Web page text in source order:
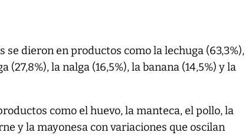
dieron en productos como la lechuga (63,3%),
(27,8%), la nalga (16,5%), la banana (14,5%) y la
como el huevo, la manteca, el pollo, la
y la mayonesa con variaciones que oscilan